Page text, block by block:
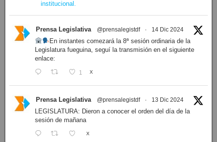
institucional.
Prensa Legislativa @prensalegistdf · 14 Dic 2024
En instantes comezará la 8ª sesión ordinaria de la
Legislatura fueguina, seguí la transmisión en el siguiente
enlace:
1 X
Prensa Legislativa @prensalegistdf · 13 Dic 2024
LEGISLATURA: Dieron a conocer el orden del día de la
sesión de mañana
X